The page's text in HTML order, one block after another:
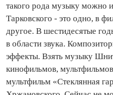
такого рода музыку можно
Тарковского - это одно, в
другое. В шестидесятые
в области звука.
эффекты. Взять музыку
кинофильмов,
мультфильм «Стеклянная